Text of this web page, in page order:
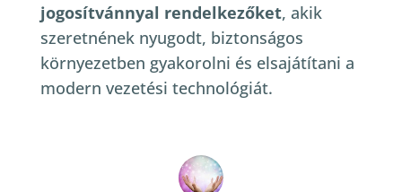
jogosítvánnyal rendelkezőket, akik
szeretnének nyugodt, biztonságos
környezetben gyakorolni és elsajátítani a
modern vezetési technológiát.